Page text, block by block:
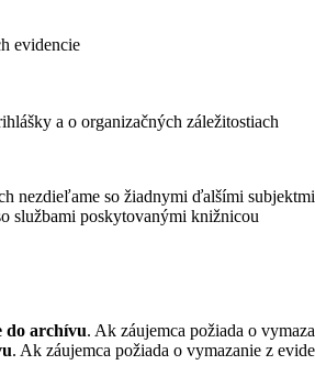
evidencie
a o organizačných záležitostiach
nezdieľame so žiadnymi ďalšími subjektmi
službami poskytovanými knižnicou
do archívu. Ak záujemca požiada o
. Ak záujemca požiada o vymazanie z